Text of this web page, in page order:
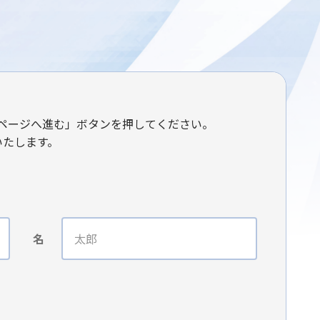
ジへ進む」ボタンを押してください。
します。
名